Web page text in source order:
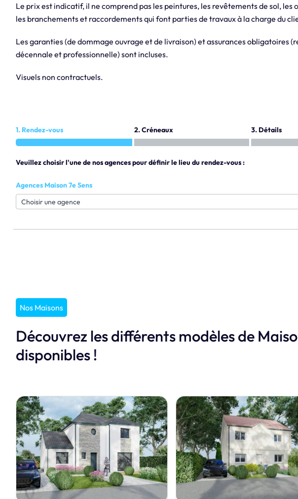
Le prix est indicatif, il ne comprend pas les peintures, les revêtements de sol, les
les branchements et raccordements qui font parties de travaux à la charge du
Les garanties (de dommage ouvrage et de livraison) et assurances obligatoires
décennale et professionnelle) sont incluses.
Visuels non contractuels.
1. Rendez-vous 2. Créneaux 3. Détails
Veuillez choisir l'une de nos agences pour définir le lieu du rendez-vous :
Agences Maison 7e Sens
Nos Maisons
Découvrez les différents modèles de
disponibles !